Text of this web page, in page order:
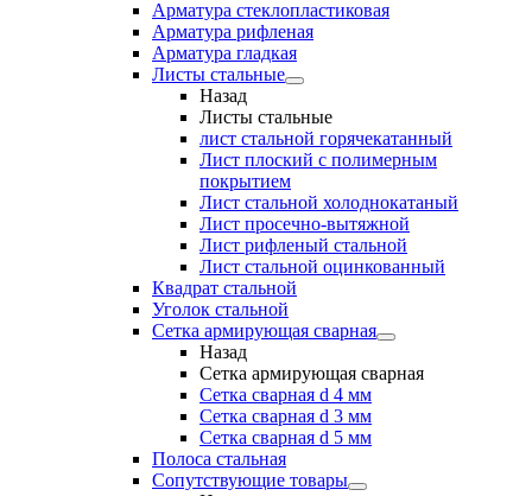
Арматура стеклопластиковая
Арматура рифленая
Арматура гладкая
Листы стальные
Назад
Листы стальные
лист стальной горячекатанный
Лист плоский с полимерным
покрытием
Лист стальной холоднокатаный
Лист просечно-вытяжной
Лист рифленый стальной
Лист стальной оцинкованный
Квадрат стальной
Уголок стальной
Сетка армирующая сварная
Назад
Сетка армирующая сварная
Сетка сварная d 4 мм
Сетка сварная d 3 мм
Сетка сварная d 5 мм
Полоса стальная
Сопутствующие товары